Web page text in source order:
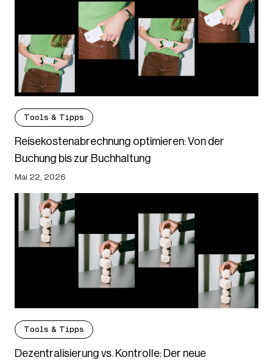
Tools & Tipps
Reisekostenabrechnung optimieren: Von der
Buchung bis zur Buchhaltung
Mai 22, 2026
Tools & Tipps
Dezentralisierung vs. Kontrolle: Der neue